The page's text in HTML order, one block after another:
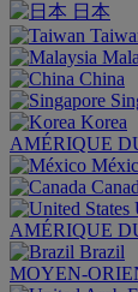
日本
China
Korea
AMÉRIQUE
AMÉRIQUE
Brazil
MOYEN-